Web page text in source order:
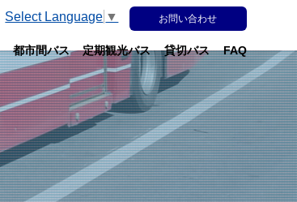
Select Language ▼ お問い合わせ
都市間バス 定期観光バス 貸切バス FAQ